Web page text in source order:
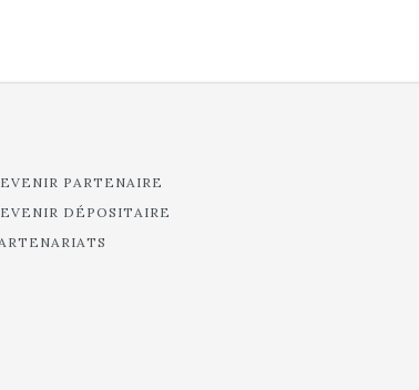
PARTENAIRE
DÉPOSITAIRE